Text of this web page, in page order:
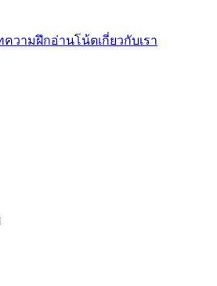
ความฝึกอ่านโน้ตเกี่ยวกับเรา